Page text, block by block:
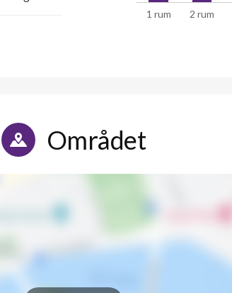
1 rum 2 rum
Området